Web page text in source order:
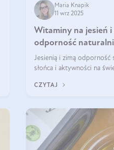
Maria Knapik
11 wrz 2025
Witaminy na jesień
odporność
Jesienią i zimą odporność
słońca i aktywności na
wspierać układ
CZYTAJ